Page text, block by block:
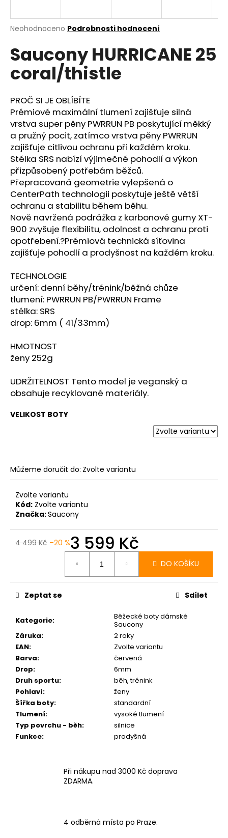
Průměrné
produktu
je
z
hvězdiček.
Neohodnoceno Podrobnosti hodnocení
Saucony HURRICANE 25
coral/thistle
PROČ SI JE OBLÍBÍTE
Prémiové maximální tlumení zajišťuje silná
vrstva super pěny PWRRUN PB poskytující měkký
a pružný pocit, zatímco vrstva pěny PWRRUN
zajišťuje citlivou ochranu při každém kroku.
Stélka SRS nabízí výjimečné pohodlí a výkon
přizpůsobený potřebám běžců.
Přepracovaná geometrie vylepšená o
CenterPath technologii poskytuje ještě větší
ochranu a stabilitu během běhu.
Nově navržená podrážka z karbonové gumy XT-
900 zvyšuje flexibilitu, odolnost a ochranu proti
opotřebení.?Prémiová technická síťovina
zajišťuje pohodlí a prodyšnost na každém kroku.
TECHNOLOGIE
určení: denní běhy/trénink/běžná chůze
tlumení: PWRRUN PB/PWRRUN Frame
stélka: SRS
drop: 6mm ( 41/33mm)
HMOTNOST
ženy 252g
UDRŽITELNOST Tento model je veganský a
obsahuje recyklované materiály.
VELIKOST BOTY
Můžeme doručit do: Zvolte variantu
Zvolte variantu
Kód: Zvolte variantu
Značka:Saucony
4 499 Kč –20 %3 599 Kč
DO KOŠÍKU
Kategorie:
Běžecké boty dámské
Saucony
Záruka:
2 roky
EAN:
Zvolte variantu
Barva:
červená
Drop:
6mm
Druh sportu:
běh, trénink
Pohlaví:
ženy
Šířka boty:
standardní
Tlumení:
vysoké tlumení
Typ povrchu - běh:
silnice
Funkce: prodyšná
Zeptat se Sdílet
Při nákupu nad 3000 Kč doprava
ZDARMA.
4 odběrná místa po Praze.
j
t
?
HLEDAT
D
o
p
o
r
u
č
u
j
m
e
BOTY
CRAFT
2
-
ORANŽOVÁ
490
Kč